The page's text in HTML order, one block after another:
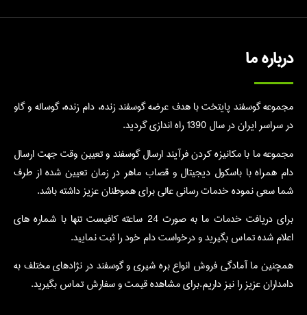
درباره ما
مجموعه گوسفند پایتخت با هدف عرضه گوسفند زنده، دام زنده، گوساله و گاو
در سراسر ایران در سال 1390 راه اندازی گردید.
مجموعه ما با مکانیزه کردن فرآیند ارسال گوسفند و تعیین وقت جهت ارسال
دام همراه با باسکول دیجیتال و قصاب ماهر در زمان تعیین شده از طرف
شما سعی نموده خدمات رسانی عالی برای هموطنان عزیز داشته باشد.
برای دریافت خدمات ما به صورت 24 ساعته کافیست تنها با شماره های
اعلام شده تماس بگیرید و درخواست دام خود را ثبت نمایید.
همچنین ما آمادگی فروش انواع بره شیری و گوسفند در نژادهای مختلف به
دامداران عزیز را نیز داریم.برای مشاهده قیمت و سفارش تماس بگیرید.